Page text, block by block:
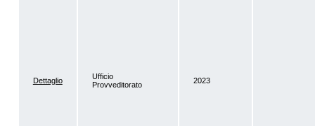
Dettaglio
Ufficio
Provveditorato
2023